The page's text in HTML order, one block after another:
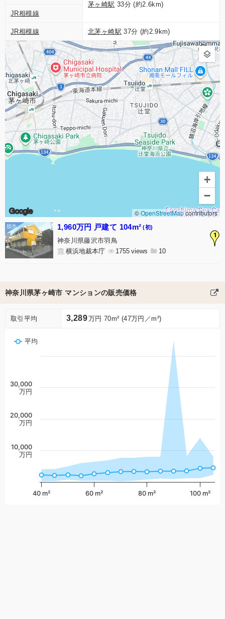
茅ヶ崎駅 33分 (約2.6km)
JR相模線
JR相模線 北茅ヶ崎駅 37分 (約2.9km)
Google
+
−
©OpenStreetMapcontributors
1
1,960万円 戸建て 104m² (初)
神奈川県藤沢市羽鳥
横浜地裁本庁
1755 10
神奈川県茅ヶ崎市 マンションの販売価格
取引平均 3,289万円 70m² (47万円／m²)
平均
40 m² 60 m² 80 m² 100 m²
10,000
万円
20,000
万円
30,000
万円